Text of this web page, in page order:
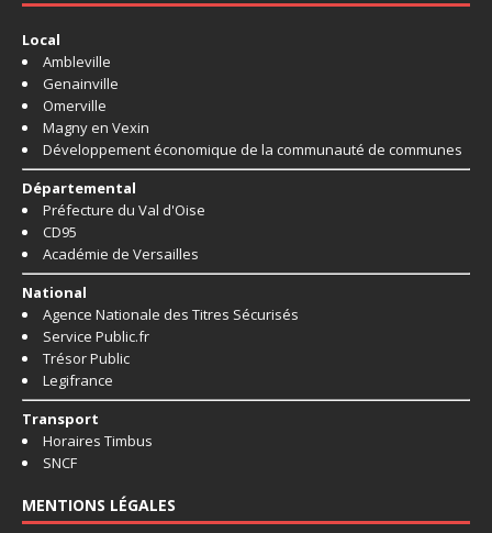
Local
Ambleville
Genainville
Omerville
Magny en Vexin
Développement économique de la communauté de communes
Départemental
Préfecture du Val d'Oise
CD95
Académie de Versailles
National
Agence Nationale des Titres Sécurisés
Service Public.fr
Trésor Public
Legifrance
Transport
Horaires Timbus
SNCF
MENTIONS LÉGALES